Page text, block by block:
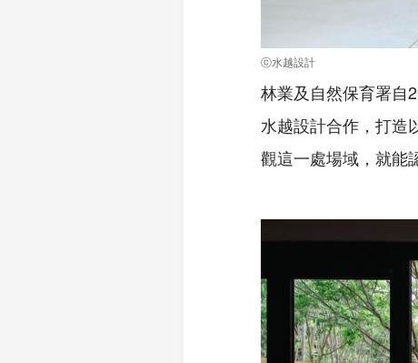
ⓒ水越設計
林業及自然保育署自
水越設計合作，打
觀這一處場域，就能